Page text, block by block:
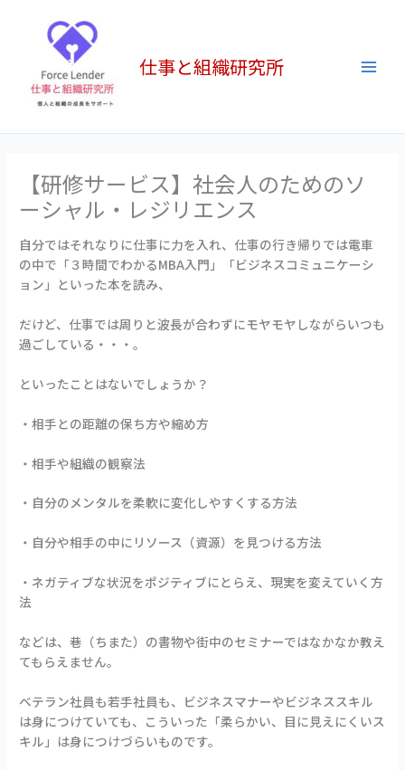
プ
仕事と組織研究所
【研修サービス】社会人のためのソ
ーシャル・レジリエンス
自分ではそれなりに仕事に力を入れ、仕事の行き帰りでは電車
の中で「３時間でわかるMBA入門」「ビジネスコミュニケーシ
ョン」といった本を読み、
だけど、仕事では周りと波長が合わずにモヤモヤしながらいつも
過ごしている・・・。
といったことはないでしょうか？
・相手との距離の保ち方や縮め方
・相手や組織の観察法
・自分のメンタルを柔軟に変化しやすくする方法
・自分や相手の中にリソース（資源）を見つける方法
・ネガティブな状況をポジティブにとらえ、現実を変えていく方
法
などは、巷（ちまた）の書物や街中のセミナーではなかなか教え
てもらえません。
ベテラン社員も若手社員も、ビジネスマナーやビジネススキル
は身につけていても、こういった「柔らかい、目に見えにくいス
キル」は身につけづらいものです。